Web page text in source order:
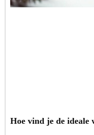
Hoe vind je de ideale